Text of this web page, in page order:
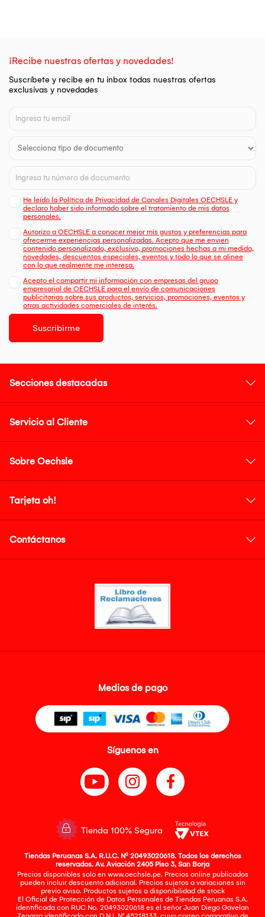
¡Recibe nuestras ofertas y novedades!
Suscríbete y recibe en tu inbox todas nuestras ofertas
exclusivas y novedades
He leído la Política de Privacidad de Canales Digitales OECHSLE y
declaro haber sido informado sobre el tratamiento de mis datos
personales.
Autorizo a OECHSLE a conocer mejor mis gustos y preferencias para
ofrecerme experiencias personalizadas. Acepto que me envien
contenido personalizado, exclusivo, promociones hechas a mi medida,
novedades, descuentos especiales, eventos y todo lo que se alinee
con lo que realmente me interesa.
Acepto el compartir mi información con empresas del grupo
empresarial de OECHSLE para el envío de comunicaciones
publicitarias sobre sus productos, servicios, promociones, eventos y
otras actividades comerciales de interés.
Suscribirme
Secciones destacadas
Servicio al Cliente
Sobre Oechsle
Tarjeta oh!
Contáctanos
Medios de pago
Síguenos en
Tienda 100% Segura
Tiendas Peruanas S.A. R.U.C. Nº 20493020618. Todos los derechos
reservados. Av. Aviación 2405 Piso 3, San Borja
Precios disponibles solo en www.oechsle.pe. Precios online publicados
pueden incluir descuento adicional. Precios sujetos a variaciones sin
previo aviso. Productos sujetos a disponibilidad de stock
El Oficial de Protección de Datos Personales de Tiendas Peruanas S.A.
identificada con RUC No. 20493020618 es el señor Juan Diego Gavelan